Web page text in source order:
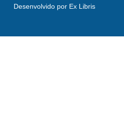
Desenvolvido por Ex Libris